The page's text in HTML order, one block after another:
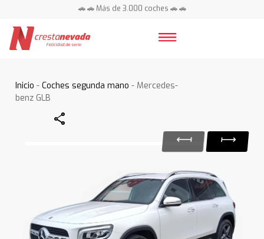
🚗 🚗 Más de 3.000 coches 🚗 🚗
Inicio -Coches segunda mano - Mercedes-
benz GLB
Share